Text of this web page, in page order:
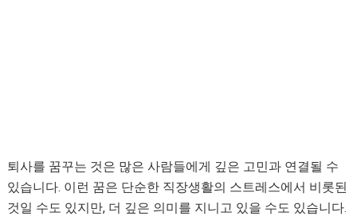
퇴사를 꿈꾸는 것은 많은 사람들에게 깊은 고민과 연결될 수
있습니다. 이런 꿈은 단순한 직장생활의 스트레스에서 비롯된
것일 수도 있지만, 더 깊은 의미를 지니고 있을 수도 있습니다.